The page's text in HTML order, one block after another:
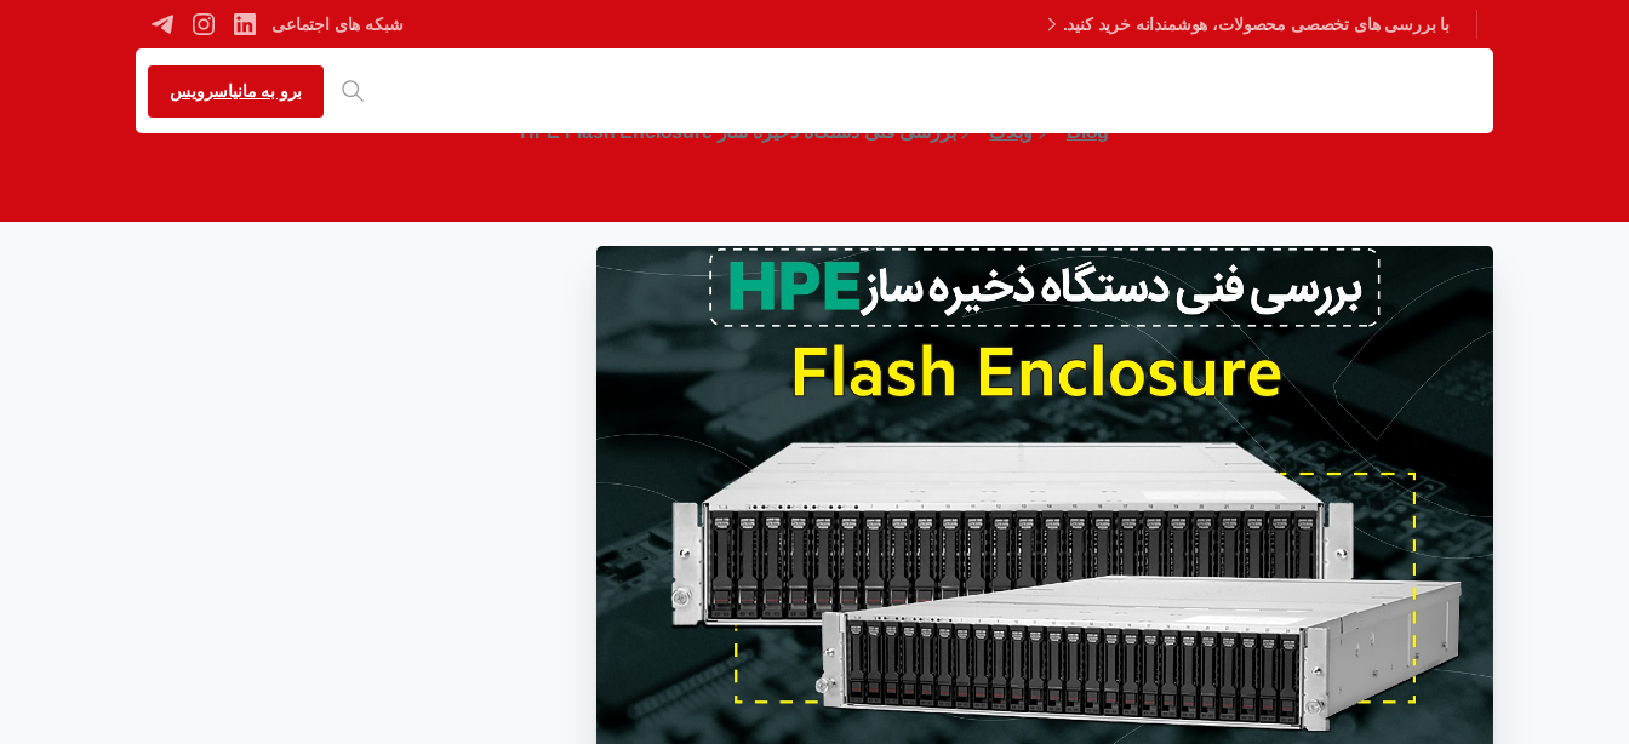
با بررسی های تخصصی محصولات، هوشمندانه خرید کنید. شبکه های اجتماعی
برو به مانیاسرویس
Blog وبلاگ بررسی فنی دستگاه ذخیره ساز HPE Flash Enclosure